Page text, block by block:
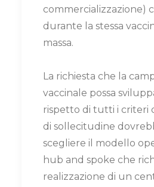
commercializzazione)
durante la stessa
massa.
La richiesta che la
vaccinale possa
rispetto di tutti i criteri
di sollecitudine
scegliere il modello
hub and spoke che
realizzazione di un